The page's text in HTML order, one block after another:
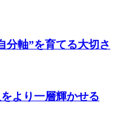
分軸”を育てる大切さ
より一層輝かせる